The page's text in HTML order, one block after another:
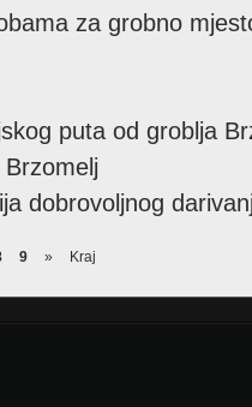
za grobno
puta od groblja
dobrovoljnog
9 » Kraj